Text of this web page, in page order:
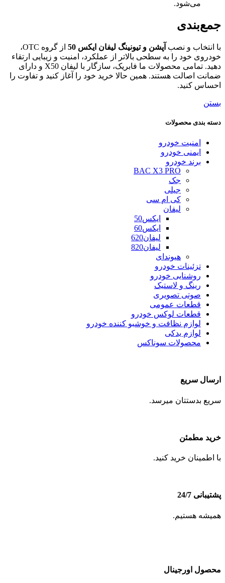
می‌شود.
جمع‌بندی
با انتخاب و نصب آپشن و تیونینگ لیفان ایکس 50
از گروه OTC،
خودروی خود را به سطحی بالاتر از عملکرد، امنیت و زیبایی ارتقاء
دهید. تمامی محصولات ما فابریک، سازگار با لیفان X50 و دارای
ضمانت اصالت هستند. همین حالا خرید خود را آغاز کنید و تفاوت را
احساس کنید.
بستن
دسته بندی محصولات
امنیت خودرو
ایمنی خودرو
برند خودرو
BAC X3 PRO
جک
جیلی
کی ام سی
لیفان
ایکس50
ایکس60
لیفان620
لیفان820
هیوندای
تزئینات خودرو
روشنایی خودرو
رینگ و لاستیک
صوتی تصویری
قطعات عمومی
قطعات لوکس خودرو
لوازم نظافت و خوشبو کننده خودرو
لوازم یدکی
محصولات سوناکس
ارسال سریع
سریع بدستتان میرسد.
خرید مطمئن
با اطمینان خرید کنید.
پشتیبانی 24/7
همیشه هستیم.
محصول اورجینال